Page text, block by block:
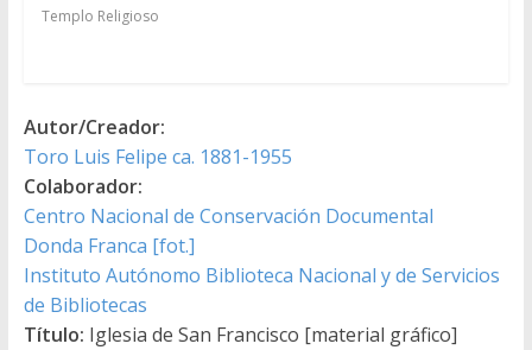
Templo Religioso
Autor/Creador:
Toro Luis Felipe ca. 1881-1955
Colaborador:
Centro Nacional de Conservación Documental
Donda Franca [fot.]
Instituto Autónomo Biblioteca Nacional y de Servicios
de Bibliotecas
Título: Iglesia de San Francisco [material gráfico]